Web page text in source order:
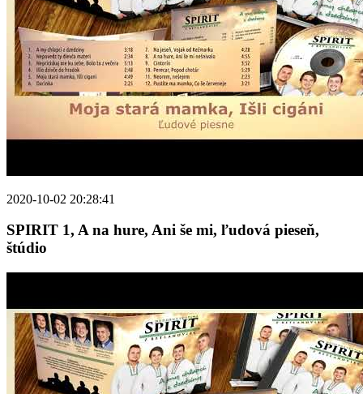
2020-10-02 20:28:41
SPIRIT 1, A na hure, Ani še mi, ľudová pieseň,
štúdio